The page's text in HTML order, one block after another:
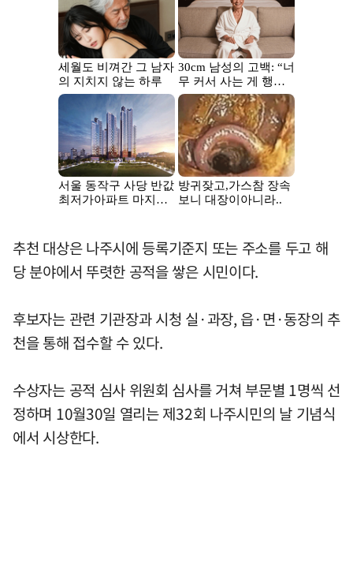
추천 대상은 나주시에 등록기준지 또는 주소를 두고 해
당 분야에서 뚜렷한 공적을 쌓은 시민이다.
후보자는 관련 기관장과 시청 실·과장, 읍·면·동장의 추
천을 통해 접수할 수 있다.
수상자는 공적 심사 위원회 심사를 거쳐 부문별 1명씩 선
정하며 10월30일 열리는 제32회 나주시민의 날 기념식
에서 시상한다.